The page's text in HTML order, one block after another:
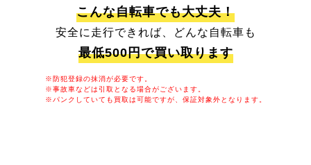
こんな自転車でも大丈夫！
安全に走行できれば、どんな自転車も
最低500円で買い取ります
※防犯登録の抹消が必要です。
※事故車などは引取となる場合がございます。
※パンクしていても買取は可能ですが、保証対象外となります。